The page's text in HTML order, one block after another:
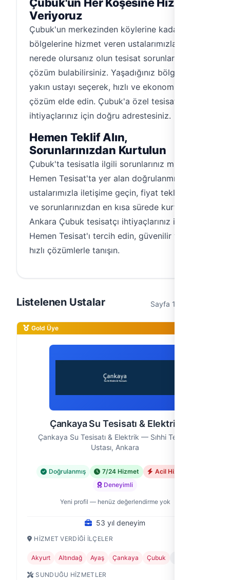
Veriyoruz
Çubuk'un merkezinden köylerine kadar tüm
bölgelerine hizmet veren ustalarımızla,
nerede olursanız olun tesisat sorunlarınıza
çözüm bulabilirsiniz. Yaşadığınız bölgeye en
yakın ustayı seçerek, hızlı ve ekonomik bir
çözüm elde edin. Çubuk'a özel tesisat
ihtiyaçlarınız için doğru adrestesiniz.
Hemen Teklif Alın,
Sorunlarınızdan Kurtulun
Çubuk'ta tesisatla ilgili sorunlarınız mı var?
Hemen Tesisat'ta yer alan doğrulanmış
ustalarımızla iletişime geçin, fiyat teklifi alın
ve sorunlarınızdan en kısa sürede kurtulun.
Ankara Çubuk tesisatçı ihtiyaçlarınız için
Hemen Tesisat'ı tercih edin, güvenilir ve
hızlı çözümlerle tanışın.
Listelenen Ustalar Sayfa 1 / 1 (2 usta)
Gold Üye
Çankaya Su Tesisatı & Elektrik
Çankaya Su Tesisatı & Elektrik — Sıhhi Tesisat
Ustası, Ankara
Doğrulanmış 7/24 Hizmet
Acil Hizmet
Deneyimli
Yeni profil — henüz değerlendirme yok
53 yıl deneyim
HIZMET VERDIĞI İLÇELER
Akyurt Altındağ Ayaş Çankaya Çubuk
SUNDUĞU HIZMETLER